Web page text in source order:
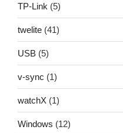
TP-Link (5)
twelite (41)
USB (5)
v-sync (1)
watchX (1)
Windows (12)